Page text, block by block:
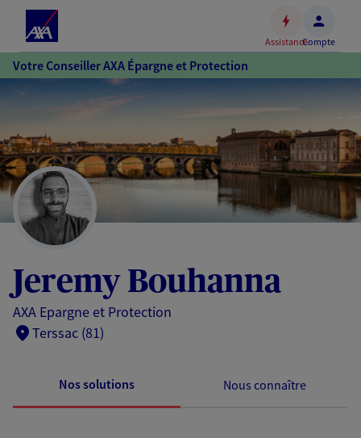
Accéder
au
contenu
principal
au
pied
de
page
AssistanceCompte
Votre Conseiller AXA Épargne et Protection
Jeremy Bouhanna
AXA Epargne et Protection
Terssac (81)
Nos solutions Nous connaître